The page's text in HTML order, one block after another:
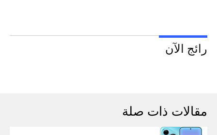
رائج الآن
مقالات ذات صلة